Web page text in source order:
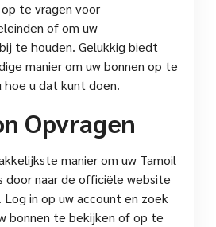
te vragen voor
of om uw
te houden. Gelukkig biedt
manier om uw bonnen op te
hoe u dat kunt doen.
Opvragen
manier om uw Tamoil
door naar de officiële website
Log in op uw account en zoek
bonnen te bekijken of op te